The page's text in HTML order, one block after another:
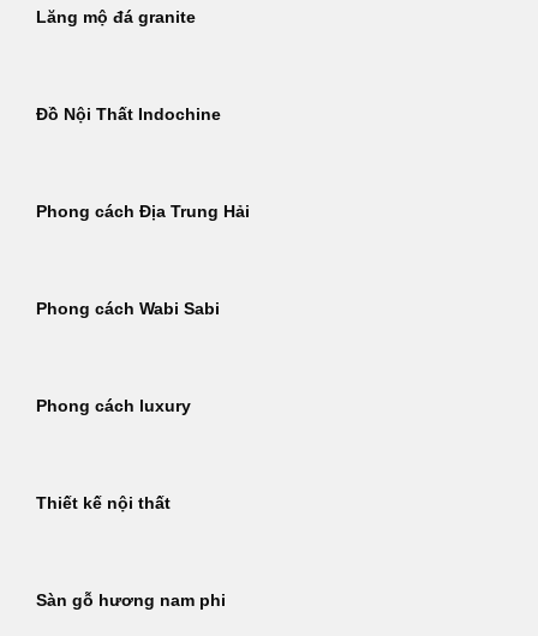
Lăng mộ đá granite
Đồ Nội Thất Indochine
Phong cách Địa Trung Hải
Phong cách Wabi Sabi
Phong cách luxury
Thiết kế nội thất
Sàn gỗ hương nam phi